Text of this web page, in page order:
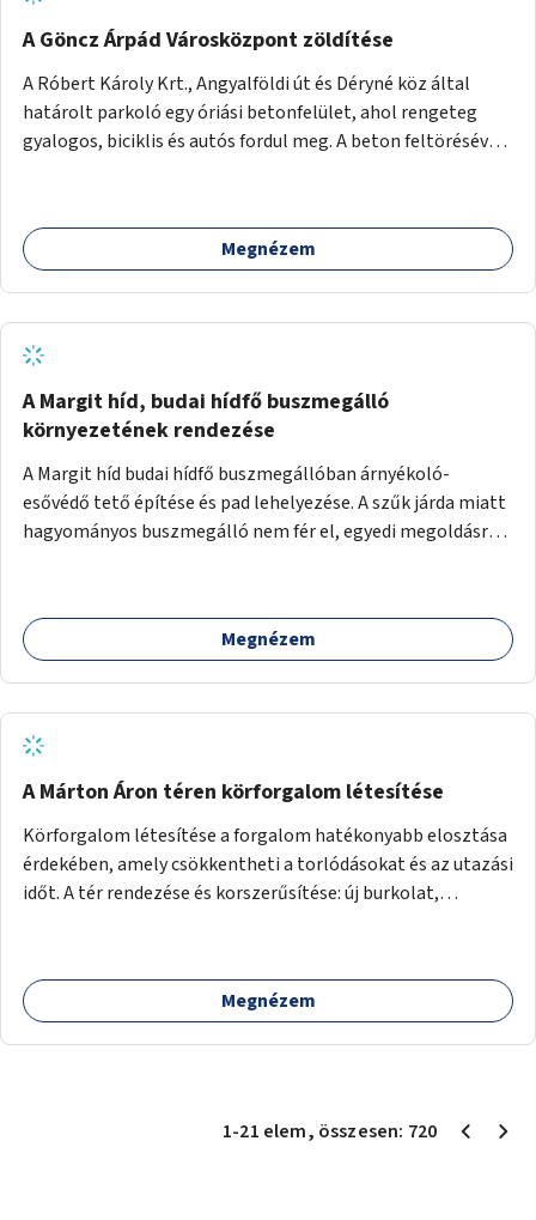
A Göncz Árpád Városközpont zöldítése
A Róbert Károly Krt., Angyalföldi út és Déryné köz által
határolt parkoló egy óriási betonfelület, ahol rengeteg
gyalogos, biciklis és autós fordul meg. A beton feltörésével,
menti járda és a parkoló közé kellene egy zöld sáv,
virágágyásokkal a meglévő fák alá, a lakóépület felőli két
Megnézem
A Margit híd, budai hídfő buszmegálló
környezetének rendezése
A Margit híd budai hídfő buszmegállóban árnyékoló-
esővédő tető építése és pad lehelyezése. A szűk járda miatt
hagyományos buszmegálló nem fér el, egyedi megoldásra
Megnézem
A Márton Áron téren körforgalom létesítése
Körforgalom létesítése a forgalom hatékonyabb elosztása
érdekében, amely csökkentheti a torlódásokat és az utazási
időt. A tér rendezése és korszerűsítése: új burkolat,
időznek.
Megnézem
1-21 elem, összesen: 720